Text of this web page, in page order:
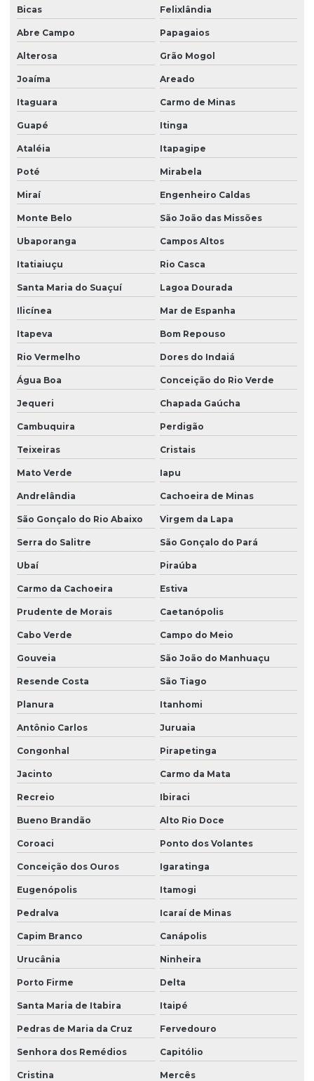
Bicas Felixlândia
Abre Campo Papagaios
Alterosa Grão Mogol
Joaíma Areado
Itaguara Carmo de Minas
Guapé Itinga
Ataléia Itapagipe
Poté Mirabela
Miraí Engenheiro Caldas
Monte Belo São João das Missões
Ubaporanga Campos Altos
Itatiaiuçu Rio Casca
Santa Maria do Suaçuí Lagoa Dourada
Ilicínea Mar de Espanha
Itapeva Bom Repouso
Rio Vermelho Dores do Indaiá
Água Boa Conceição do Rio Verde
Jequeri Chapada Gaúcha
Cambuquira Perdigão
Teixeiras Cristais
Mato Verde Iapu
Andrelândia Cachoeira de Minas
São Gonçalo do Rio Abaixo Virgem da Lapa
Serra do Salitre São Gonçalo do Pará
Ubaí Piraúba
Carmo da Cachoeira Estiva
Prudente de Morais Caetanópolis
Cabo Verde Campo do Meio
Gouveia São João do Manhuaçu
Resende Costa São Tiago
Planura Itanhomi
Antônio Carlos Juruaia
Congonhal Pirapetinga
Jacinto Carmo da Mata
Recreio Ibiraci
Bueno Brandão Alto Rio Doce
Coroaci Ponto dos Volantes
Conceição dos Ouros Igaratinga
Eugenópolis Itamogi
Pedralva Icaraí de Minas
Capim Branco Canápolis
Urucânia Ninheira
Porto Firme Delta
Santa Maria de Itabira Itaipé
Pedras de Maria da Cruz Fervedouro
Senhora dos Remédios Capitólio
Cristina Mercês